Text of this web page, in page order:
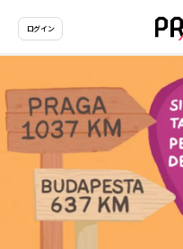
ログイン